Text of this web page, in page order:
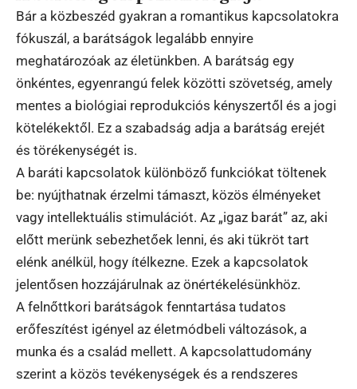
Bár a közbeszéd gyakran a romantikus kapcsolatokra
fókuszál, a barátságok legalább ennyire
meghatározóak az életünkben. A barátság egy
önkéntes, egyenrangú felek közötti szövetség, amely
mentes a biológiai reprodukciós kényszertől és a jogi
kötelékektől. Ez a szabadság adja a barátság erejét
és törékenységét is.
A baráti kapcsolatok különböző funkciókat töltenek
be: nyújthatnak érzelmi támaszt, közös élményeket
vagy intellektuális stimulációt. Az „igaz barát” az, aki
előtt merünk sebezhetőek lenni, és aki tükröt tart
elénk anélkül, hogy ítélkezne. Ezek a kapcsolatok
jelentősen hozzájárulnak az önértékelésünkhöz.
A felnőttkori barátságok fenntartása tudatos
erőfeszítést igényel az életmódbeli változások, a
munka és a család mellett. A kapcsolattudomány
szerint a közös tevékenységek és a rendszeres